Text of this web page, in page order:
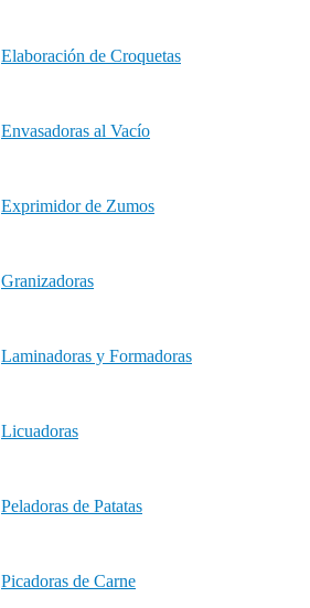
Elaboración de Croquetas
Envasadoras al Vacío
Exprimidor de Zumos
Granizadoras
Laminadoras y Formadoras
Licuadoras
Peladoras de Patatas
Picadoras de Carne